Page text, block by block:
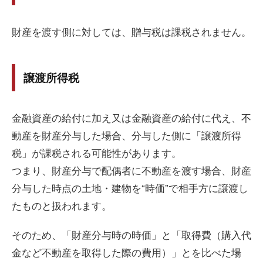
財産を渡す側に対しては、贈与税は課税されません。
譲渡所得税
金融資産の給付に加え又は金融資産の給付に代え、不
動産を財産分与した場合、分与した側に「譲渡所得
税」が課税される可能性があります。
つまり、財産分与で配偶者に不動産を渡す場合、財産
分与した時点の土地・建物を“時価”で相手方に譲渡し
たものと扱われます。
そのため、「財産分与時の時価」と「取得費（購入代
金など不動産を取得した際の費用）」とを比べた場